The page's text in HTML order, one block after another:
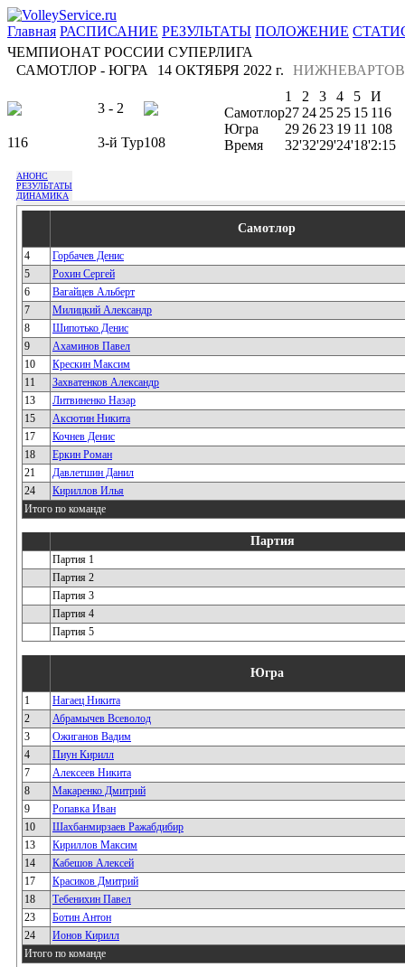
Главная РАСПИСАНИЕ РЕЗУЛЬТАТЫ ПОЛОЖЕНИЕ
ЧЕМПИОНАТ РОССИИ СУПЕРЛИГА
САМОТЛОР - ЮГРА
14 ОКТЯБРЯ 2022 г.
3 - 2
116 3-й Тур108
1 2 3 4 5
И
Самотлор27 24 25 25 15 116
Югра
29 26 23 19 11 108
Время
32'32'29'24'18'2:15
АНОНС
РЕЗУЛЬТАТЫ
ДИНАМИКА
Самотлор
4
Горбачев Денис
5
Рохин Сергей
6
Вагайцев Альберт
7
Милицкий Александр
8
Шипотько Денис
9
Ахаминов Павел
10
Крескин Максим
11
Захватенков Александр
13
Литвиненко Назар
15
Аксютин Никита
17
Кочнев Денис
18
Еркин Роман
21
Давлетшин Данил
24
Кириллов Илья
Итого по команде
Партия
Партия 1
Партия 2
Партия 3
Партия 4
Партия 5
Югра
1
Нагаец Никита
2
Абрамычев Всеволод
3
Ожиганов Вадим
4
Пиун Кирилл
7
Алексеев Никита
8
Макаренко Дмитрий
9
Ропавка Иван
10
Шахбанмирзаев Ражабдибир
13
Кириллов Максим
14
Кабешов Алексей
17
Красиков Дмитрий
18
Тебенихин Павел
23
Ботин Антон
24
Ионов Кирилл
Итого по команде